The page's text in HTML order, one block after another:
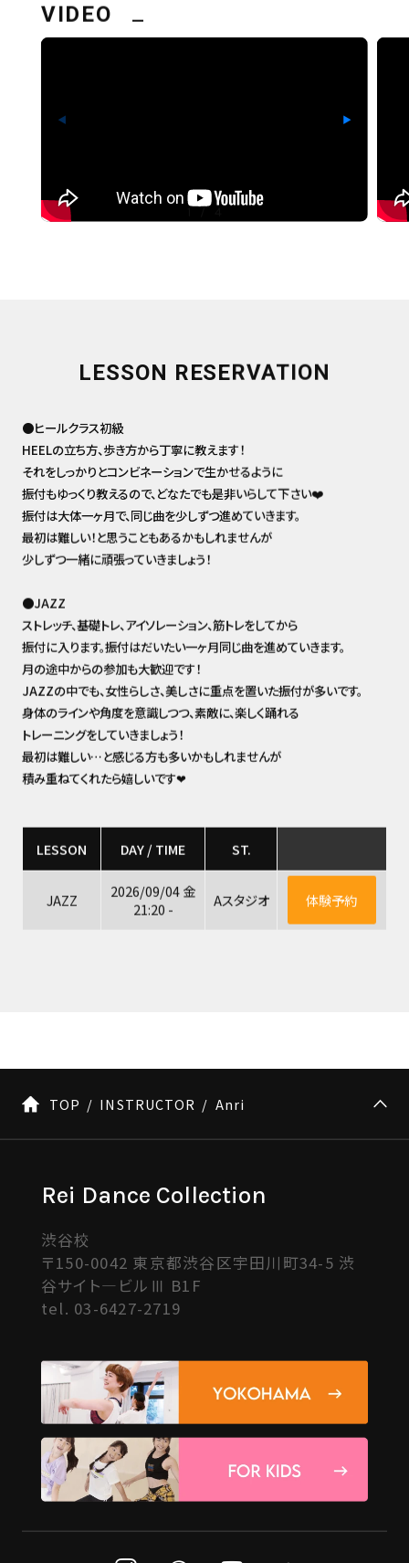
VIDEO
◀ ▶
LESSON RESERVATION
●ヒールクラス初級
HEELの立ち方、歩き方から丁寧に教えます！
それをしっかりとコンビネーションで生かせるように
振付もゆっくり教えるので、どなたでも是非いらして下さい❤️
振付は大体一ヶ月で、同じ曲を少しずつ進めていきます。
最初は難しい！と思うこともあるかもしれませんが
少しずつ一緒に頑張っていきましょう！
●JAZZ
ストレッチ、基礎トレ、アイソレーション、筋トレをしてから
振付に入ります。振付はだいたい一ヶ月同じ曲を進めていきます。
月の途中からの参加も大歓迎です！
JAZZの中でも、女性らしさ、美しさに重点を置いた振付が多いです。
身体のラインや角度を意識しつつ、素敵に、楽しく踊れる
トレーニングをしていきましょう！
最初は難しい…と感じる方も多いかもしれませんが
積み重ねてくれたら嬉しいです❤︎
LESSON DAY / TIME ST.
JAZZ
2026/09/04 金
21:20 -
Aスタジオ 体験予約
TOP INSTRUCTOR Anri
Rei Dance Collection
渋谷校
〒150-0042 東京都渋谷区宇田川町34-5 渋
谷サイト―ビルⅢ B1F
tel. 03-6427-2719